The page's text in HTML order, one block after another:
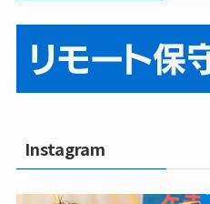
Instagram